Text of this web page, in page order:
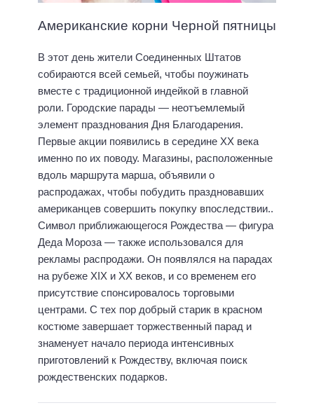
Американские корни Черной пятницы
В этот день жители Соединенных Штатов
собираются всей семьей, чтобы поужинать
вместе с традиционной индейкой в ​​главной
роли. Городские парады — неотъемлемый
элемент празднования Дня Благодарения.
Первые акции появились в середине ХХ века
именно по их поводу. Магазины, расположенные
вдоль маршрута марша, объявили о
распродажах, чтобы побудить праздновавших
американцев совершить покупку впоследствии..
Символ приближающегося Рождества — фигура
Деда Мороза — также использовался для
рекламы распродажи. Он появлялся на парадах
на рубеже XIX и XX веков, и со временем его
присутствие спонсировалось торговыми
центрами. С тех пор добрый старик в красном
костюме завершает торжественный парад и
знаменует начало периода интенсивных
приготовлений к Рождеству, включая поиск
рождественских подарков.